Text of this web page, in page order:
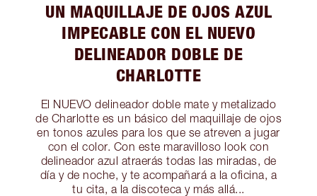
UN MAQUILLAJE DE OJOS AZUL
IMPECABLE CON EL NUEVO
DELINEADOR DOBLE DE
CHARLOTTE
El NUEVO delineador doble mate y metalizado
de Charlotte es un básico del maquillaje de ojos
en tonos azules para los que se atreven a jugar
con el color. Con este maravilloso look con
delineador azul atraerás todas las miradas, de
día y de noche, y te acompañará a la oficina, a
tu cita, a la discoteca y más allá...